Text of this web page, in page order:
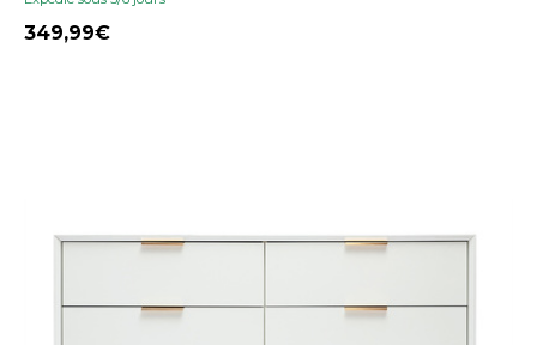
349,99